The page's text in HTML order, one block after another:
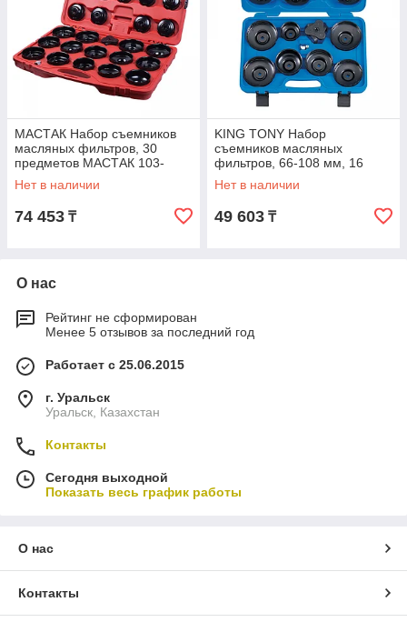
МАСТАК Набор съемников
масляных фильтров, 30
предметов МАСТАК 103-
40030C
Нет в наличии
74 453 ₸
KING TONY Набор
съемников масляных
фильтров, 66-108 мм, 16
предметов KING TONY
9AE2016
Нет в наличии
49 603 ₸
О нас
Рейтинг не сформирован
Менее 5 отзывов за последний год
Работает с 25.06.2015
г. Уральск
Уральск, Казахстан
Контакты
Сегодня выходной
Показать весь график работы
О нас
Контакты